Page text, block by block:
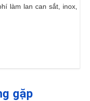
làm lan can sắt, inox,
gặp